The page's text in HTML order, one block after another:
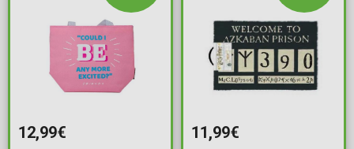
12,99€ 11,99€